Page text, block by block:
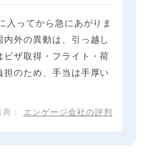
入ってから急にあがりま
外の異動は、引っ越し
ザ取得・フライト・荷
のため、手当は手厚い
エンゲージ会社の評判